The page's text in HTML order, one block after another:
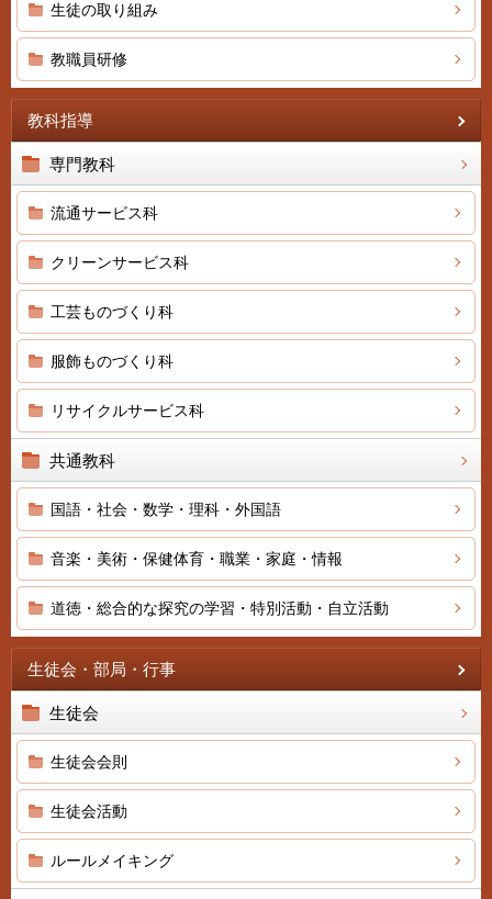
生徒の取り組み
教職員研修
教科指導
専門教科
流通サービス科
クリーンサービス科
工芸ものづくり科
服飾ものづくり科
リサイクルサービス科
共通教科
国語・社会・数学・理科・外国語
音楽・美術・保健体育・職業・家庭・情報
道徳・総合的な探究の学習・特別活動・自立活動
生徒会・部局・行事
生徒会
生徒会会則
生徒会活動
ルールメイキング